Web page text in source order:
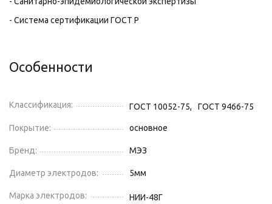
- Система сертификации ГОСТ Р
Особенности
Классификация: ГОСТ 10052-75, ГОСТ 9466-75
Покрытие: основное
Бренд: МЭЗ
Диаметр электродов: 5мм
Марка электродов: НИИ-48Г